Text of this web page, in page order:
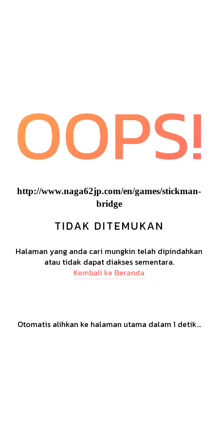
OOPS!
http://www.naga62jp.com/en/games/stickman-
bridge
TIDAK DITEMUKAN
Halaman yang anda cari mungkin telah dipindahkan
atau tidak dapat diakses sementara.
Kembali ke Beranda
Otomatis alihkan ke halaman utama dalam 1 detik...